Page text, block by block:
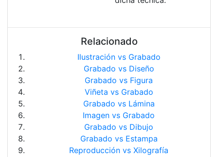
Relacionado
Ilustración vs Grabado
Grabado vs Diseño
Grabado vs Figura
Viñeta vs Grabado
Grabado vs Lámina
Imagen vs Grabado
Grabado vs Dibujo
Grabado vs Estampa
Reproducción vs Xilografía